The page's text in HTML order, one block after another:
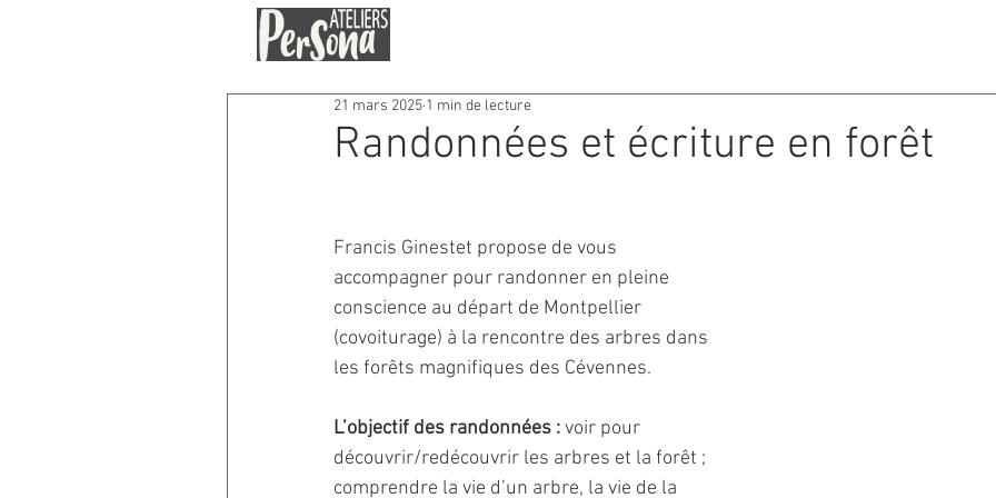
Randonnées et écriture en forêt
21 mars 2025 1 min de lecture
Francis Ginestet propose de vous
accompagner pour randonner en pleine
conscience au départ de Montpellier
(covoiturage) à la rencontre des arbres dans
les forêts magnifiques des Cévennes.
L’objectif des randonnées : voir pour
découvrir/redécouvrir les arbres et la forêt ;
comprendre la vie d’un arbre, la vie de la